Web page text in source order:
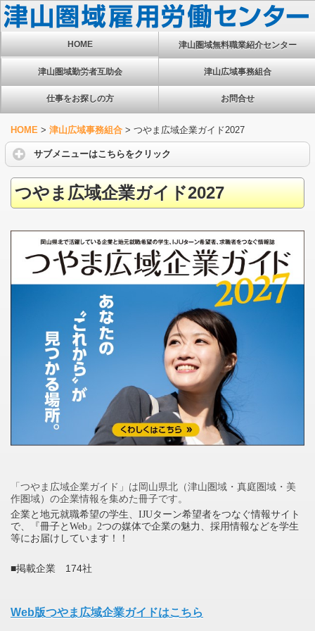
HOME 津山圏域無料職業紹介センター
津山圏域勤労者互助会 津山広域事務組合
仕事をお探しの方 お問合せ
HOME > 津山広域事務組合 > つやま広域企業ガイド2027
サブメニューはこちらをクリック
つやま広域企業ガイド2027
「つやま広域企業ガイド」は岡山県北（津山圏域・真庭圏域・美
作圏域）の企業情報を集めた冊子です。
企業と地元就職希望の学生、IJUターン希望者をつなぐ情報サイト
で、『冊子とWeb』2つの媒体で企業の魅力、採用情報などを学生
等にお届けしています！！
■掲載企業 174社
Web版つやま広域企業ガイドはこちら